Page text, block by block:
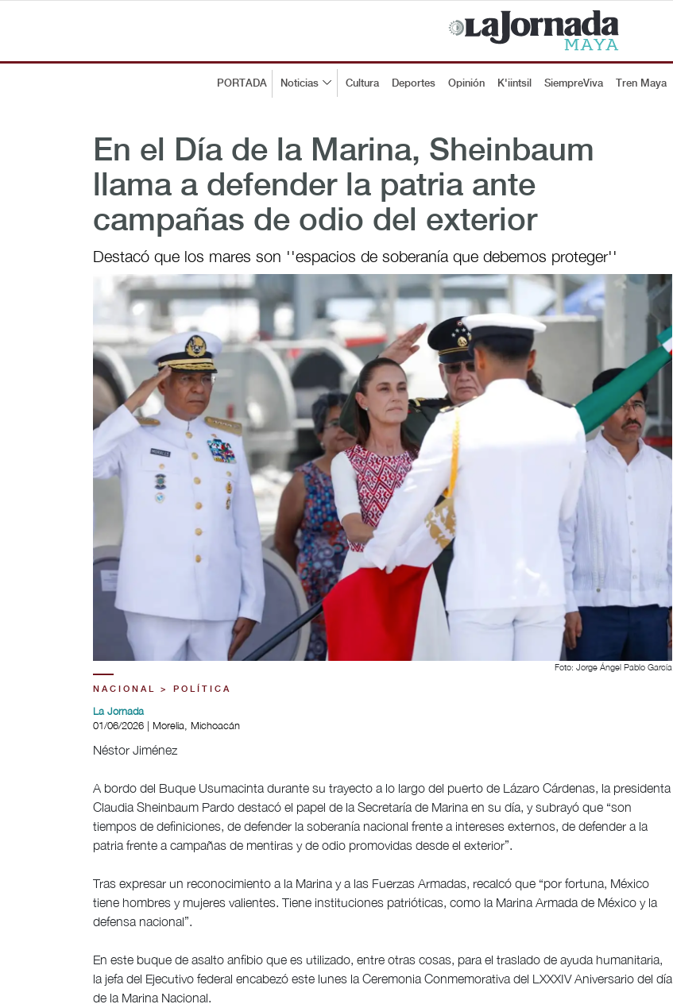
PORTADA Noticias Cultura Deportes Opinión K'iintsil SiempreViva Tren Maya
En el Día de la Marina, Sheinbaum
llama a defender la patria ante
campañas de odio del exterior
Destacó que los mares son ''espacios de soberanía que debemos proteger''
Foto: Jorge Ángel Pablo García
NACIONAL > POLÍTICA
La Jornada
01/06/2026 | Morelia, Michoacán
Néstor Jiménez
A bordo del Buque Usumacinta durante su trayecto a lo largo del puerto de Lázaro Cárdenas, la presidenta
Claudia Sheinbaum Pardo destacó el papel de la Secretaría de Marina en su día, y subrayó que “son
tiempos de definiciones, de defender la soberanía nacional frente a intereses externos, de defender a la
patria frente a campañas de mentiras y de odio promovidas desde el exterior”.
Tras expresar un reconocimiento a la Marina y a las Fuerzas Armadas, recalcó que “por fortuna, México
tiene hombres y mujeres valientes. Tiene instituciones patrióticas, como la Marina Armada de México y la
defensa nacional”.
En este buque de asalto anfibio que es utilizado, entre otras cosas, para el traslado de ayuda humanitaria,
la jefa del Ejecutivo federal encabezó este lunes la Ceremonia Conmemorativa del LXXXIV Aniversario del día
de la Marina Nacional.